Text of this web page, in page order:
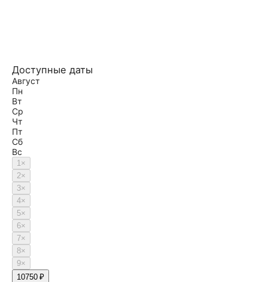
Доступные даты
Август
Пн
Вт
Ср
Чт
Пт
Сб
Вс
1×
2×
3×
4×
5×
6×
7×
8×
9×
10750 ₽